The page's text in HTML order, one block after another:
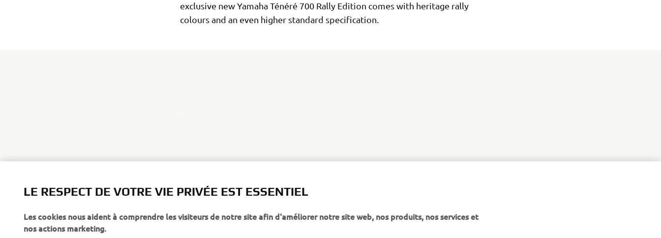
exclusive new Yamaha Ténéré 700 Rally Edition comes with heritage rally
colours and an even higher standard specification.
LE RESPECT DE VOTRE VIE PRIVÉE EST ESSENTIEL
Les cookies nous aident à comprendre les visiteurs de notre site afin d'améliorer notre site web, nos produits, nos services et
nos actions marketing.